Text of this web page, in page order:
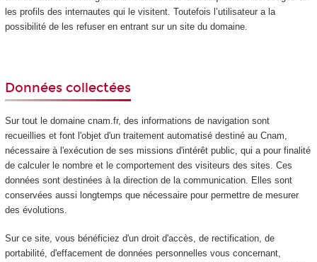
les profils des internautes qui le visitent. Toutefois l’utilisateur a la
possibilité de les refuser en entrant sur un site du domaine.
Données collectées
Sur tout le domaine cnam.fr, des informations de navigation sont
recueillies et font l'objet d'un traitement automatisé destiné au Cnam,
nécessaire à l'exécution de ses missions d'intérêt public, qui a pour finalité
de calculer le nombre et le comportement des visiteurs des sites. Ces
données sont destinées à la direction de la communication. Elles sont
conservées aussi longtemps que nécessaire pour permettre de mesurer
des évolutions.
Sur ce site, vous bénéficiez d'un droit d'accès, de rectification, de
portabilité, d'effacement de données personnelles vous concernant,